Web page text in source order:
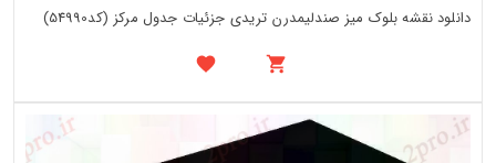
دانلود نقشه بلوک میز صندلیمدرن تریدی جزئیات جدول مرکز (کد54990)